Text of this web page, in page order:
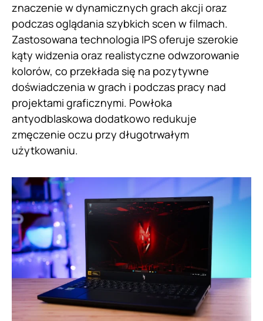
znaczenie w dynamicznych grach akcji oraz
podczas oglądania szybkich scen w filmach.
Zastosowana technologia IPS oferuje szerokie
kąty widzenia oraz realistyczne odwzorowanie
kolorów, co przekłada się na pozytywne
doświadczenia w grach i podczas pracy nad
projektami graficznymi. Powłoka
antyodblaskowa dodatkowo redukuje
zmęczenie oczu przy długotrwałym
użytkowaniu.